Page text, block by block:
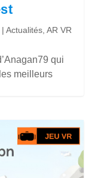
|Actualités ,AR VR
qui
meilleurs